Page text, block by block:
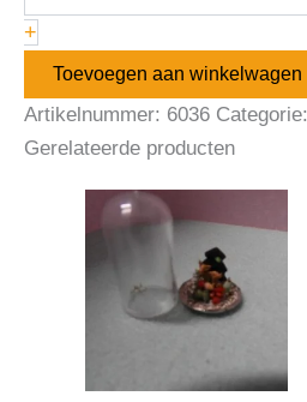
+
Toevoegen aan winkelwagen
Artikelnummer: 6036 Categorie:
Gerelateerde producten